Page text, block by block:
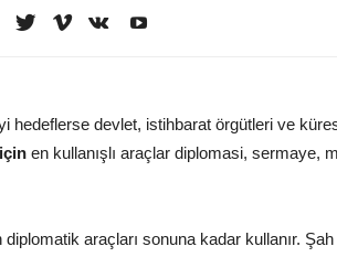
hedeflerse devlet, istihbarat örgütleri ve
en kullanışlı araçlar diplomasi, sermaye,
araçları sonuna kadar kullanır.